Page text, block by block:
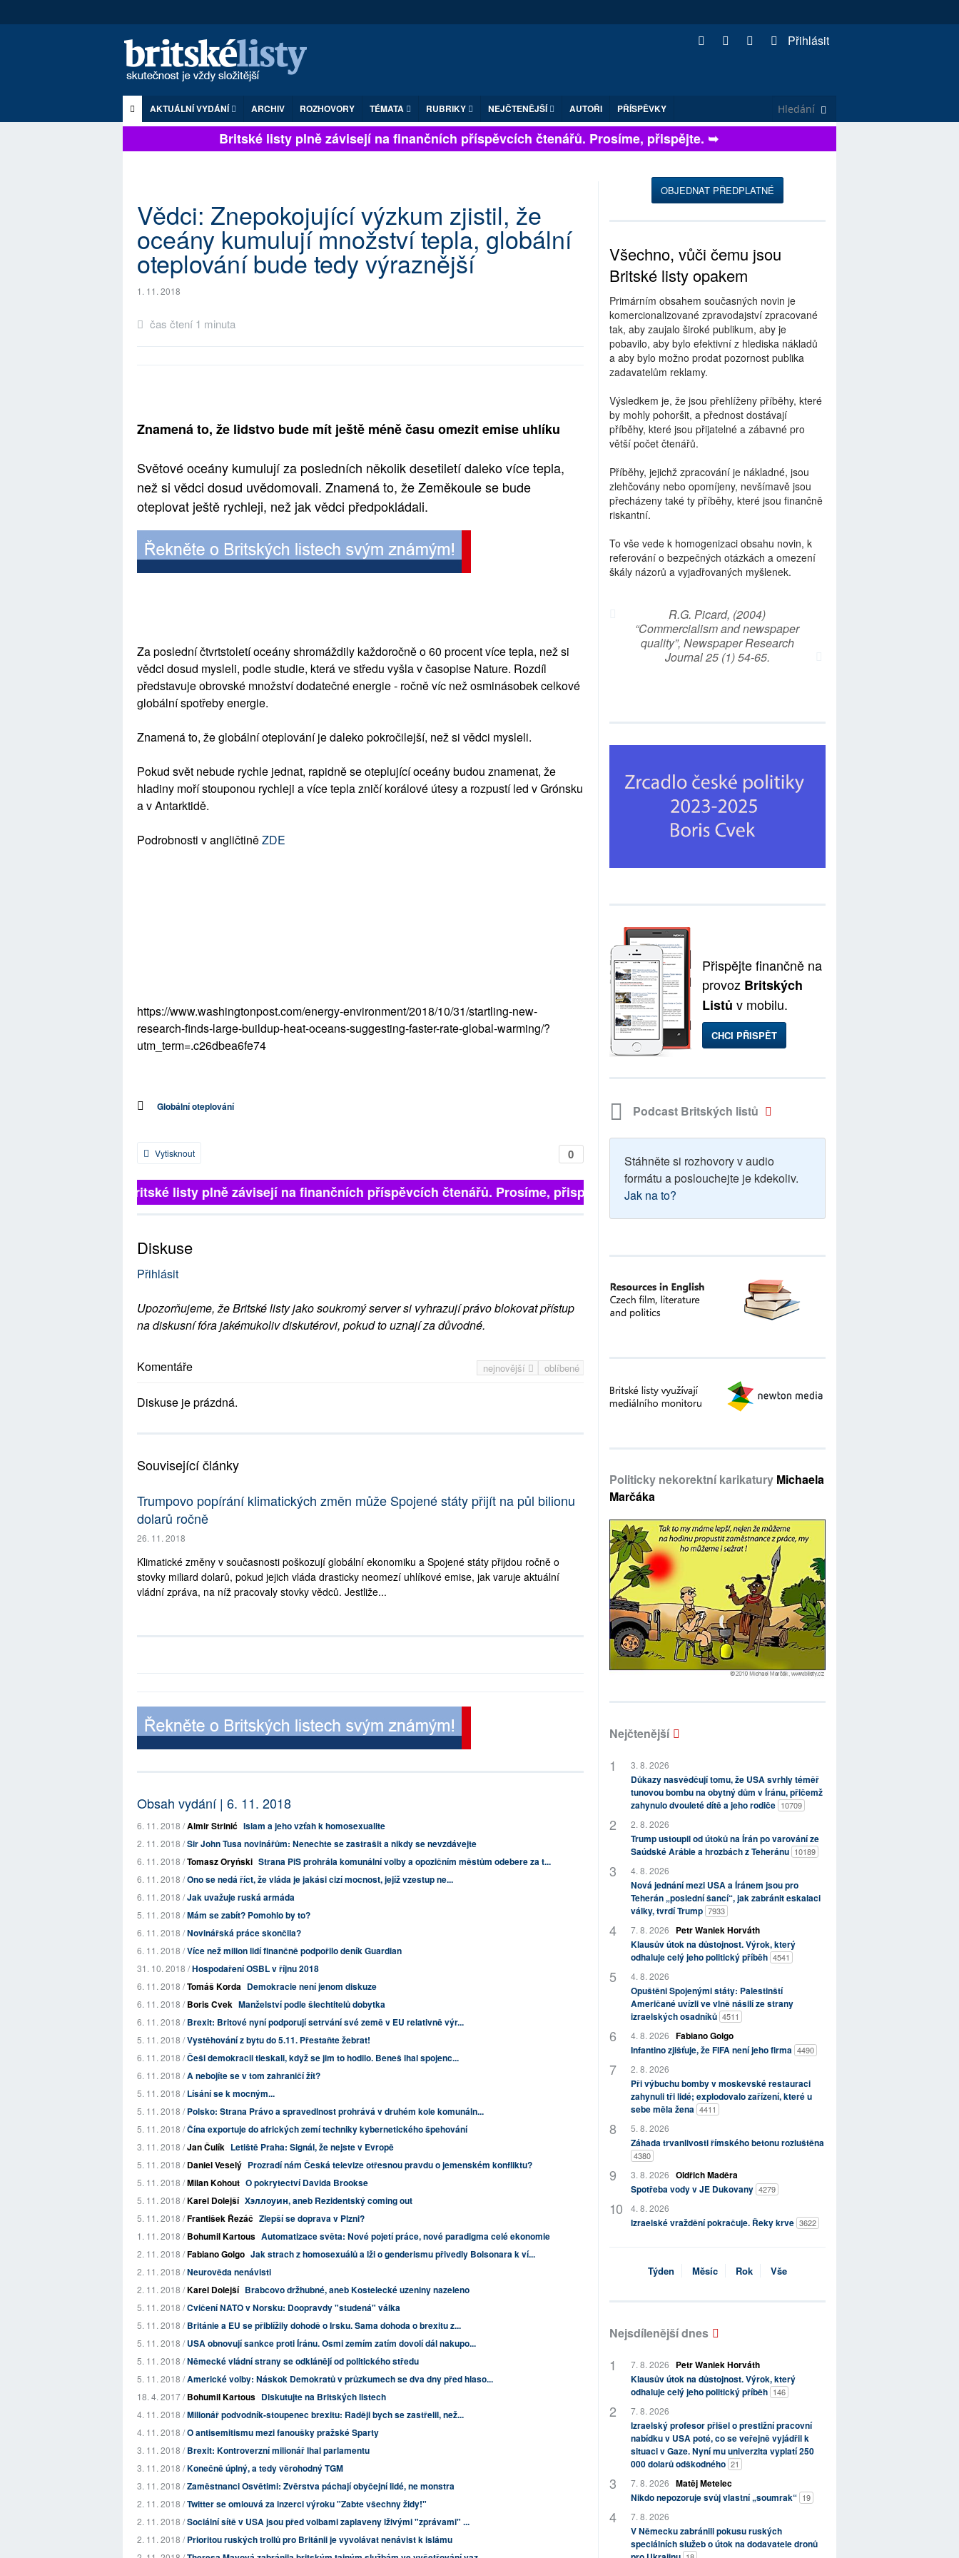
Přihlásit
AKTUÁLNÍ VYDÁNÍ ARCHIV ROZHOVORY TÉMATA RUBRIKY NEJČTENĚJŠÍ AUTOŘI PŘÍSPĚVKY
Britské listy plně závisejí na finančních příspěvcích čtenářů. Prosíme, přispějte. ➥
Vědci: Znepokojující výzkum zjistil, že
oceány kumulují množství tepla, globální
oteplování bude tedy výraznější
1. 11. 2018
čas čtení 1 minuta
Znamená to, že lidstvo bude mít ještě méně času omezit emise uhlíku
Světové oceány kumulují za posledních několik desetiletí daleko více tepla,
než si vědci dosud uvědomovali. Znamená to, že Zeměkoule se bude
oteplovat ještě rychleji, než jak vědci předpokládali.
Za poslední čtvrtstoletí oceány shromáždily každoročně o 60 procent více tepla, než si
vědci dosud mysleli, podle studie, která ve středu vyšla v časopise Nature. Rozdíl
představuje obrovské množství dodatečné energie - ročně víc než osminásobek celkové
globální spotřeby energie.
Znamená to, že globální oteplování je daleko pokročilejší, než si vědci mysleli.
Pokud svět nebude rychle jednat, rapidně se oteplující oceány budou znamenat, že
hladiny moří stouponou rychleji a více tepla zničí korálové útesy a rozpustí led v Grónsku
a v Antarktidě.
Podrobnosti v angličtiněZDE
https://www.washingtonpost.com/energy-environment/2018/10/31/startling-new-
research-finds-large-buildup-heat-oceans-suggesting-faster-rate-global-warming/?
utm_term=.c26dbea6fe74
Globální oteplování
0
Vytisknout
Britské listy plně závisejí na finančních příspěvcích čtenářů. Prosíme, přispějte. ➥
Diskuse
Přihlásit
Upozorňujeme, že Britské listy jako soukromý server si vyhrazují právo blokovat přístup
na diskusní fóra jakémukoliv diskutérovi, pokud to uznají za důvodné.
nejnovější oblíbené
Komentáře
Diskuse je prázdná.
Související články
Trumpovo popírání klimatických změn může Spojené státy přijít na půl bilionu
dolarů ročně
26. 11. 2018
Klimatické změny v současnosti poškozují globální ekonomiku a Spojené státy přijdou ročně o
stovky miliard dolarů, pokud jejich vláda drasticky neomezí uhlíkové emise, jak varuje aktuální
vládní zpráva, na níž pracovaly stovky vědců. Jestliže...
Obsah vydání | 6. 11. 2018
6. 11. 2018 /Almir Strinić Islam a jeho vzťah k homosexualite
2. 11. 2018 /Sir John Tusa novinářům: Nenechte se zastrašit a nikdy se nevzdávejte
6. 11. 2018 /Tomasz Oryński Strana PiS prohrála komunální volby a opozičním městům odebere za t...
6. 11. 2018 /Ono se nedá říct, že vláda je jakási cizí mocnost, jejíž vzestup ne...
6. 11. 2018 /Jak uvažuje ruská armáda
5. 11. 2018 /Mám se zabít? Pomohlo by to?
6. 11. 2018 /Novinářská práce skončila?
6. 11. 2018 /Více než milion lidí finančně podpořilo deník Guardian
31. 10. 2018 /Hospodaření OSBL v říjnu 2018
6. 11. 2018 /Tomáš Korda Demokracie není jenom diskuze
6. 11. 2018 /Boris Cvek Manželství podle šlechtitelů dobytka
6. 11. 2018 /Brexit: Britové nyní podporují setrvání své země v EU relativně výr...
5. 11. 2018 /Vystěhování z bytu do 5.11. Přestaňte žebrat!
6. 11. 2018 /Češi demokracii tleskali, když se jim to hodilo. Beneš lhal spojenc...
6. 11. 2018 /A nebojíte se v tom zahraničí žít?
5. 11. 2018 /Lísání se k mocným...
5. 11. 2018 /Polsko: Strana Právo a spravedlnost prohrává v druhém kole komunáln...
5. 11. 2018 /Čína exportuje do afrických zemí techniky kybernetického špehování
3. 11. 2018 /Jan Čulík Letiště Praha: Signál, že nejste v Evropě
5. 11. 2018 /Daniel Veselý Prozradí nám Česká televize otřesnou pravdu o jemenském konfliktu?
5. 11. 2018 /Milan Kohout O pokrytectví Davida Brookse
5. 11. 2018 /Karel Dolejší Хэллоуин, aneb Rezidentský coming out
5. 11. 2018 /František Řezáč Zlepší se doprava v Plzni?
1. 11. 2018 /Bohumil Kartous Automatizace světa: Nové pojetí práce, nové paradigma celé ekonomie
2. 11. 2018 /Fabiano Golgo Jak strach z homosexuálů a lži o genderismu přivedly Bolsonara k ví...
2. 11. 2018 /Neurověda nenávisti
2. 11. 2018 /Karel Dolejší Brabcovo držhubné, aneb Kostelecké uzeniny nazeleno
5. 11. 2018 /Cvičení NATO v Norsku: Doopravdy "studená" válka
5. 11. 2018 /Británie a EU se přiblížily dohodě o Irsku. Sama dohoda o brexitu z...
5. 11. 2018 /USA obnovují sankce proti Íránu. Osmi zemím zatím dovolí dál nakupo...
5. 11. 2018 /Německé vládní strany se odklánějí od politického středu
5. 11. 2018 /Americké volby: Náskok Demokratů v průzkumech se dva dny před hlaso...
18. 4. 2017 /Bohumil Kartous Diskutujte na Britských listech
4. 11. 2018 /Milionář podvodník-stoupenec brexitu: Raději bych se zastřelil, než...
4. 11. 2018 /O antisemitismu mezi fanoušky pražské Sparty
3. 11. 2018 /Brexit: Kontroverzní milionář lhal parlamentu
3. 11. 2018 /Konečně úplný, a tedy věrohodný TGM
3. 11. 2018 /Zaměstnanci Osvětimi: Zvěrstva páchají obyčejní lidé, ne monstra
2. 11. 2018 /Twitter se omlouvá za inzerci výroku "Zabte všechny židy!"
2. 11. 2018 /Sociální sítě v USA jsou před volbami zaplaveny lživými "zprávami" ...
2. 11. 2018 /Prioritou ruských trollů pro Británii je vyvolávat nenávist k islámu
OBJEDNAT PŘEDPLATNÉ
Všechno, vůči čemu jsou
Britské listy opakem
Primárním obsahem současných novin je
komercionalizované zpravodajství zpracované
tak, aby zaujalo široké publikum, aby je
pobavilo, aby bylo efektivní z hlediska nákladů
a aby bylo možno prodat pozornost publika
zadavatelům reklamy.
Výsledkem je, že jsou přehlíženy příběhy, které
by mohly pohoršit, a přednost dostávají
příběhy, které jsou přijatelné a zábavné pro
větší počet čtenářů.
Příběhy, jejichž zpracování je nákladné, jsou
zlehčovány nebo opomíjeny, nevšímavě jsou
přecházeny také ty příběhy, které jsou finančně
riskantní.
To vše vede k homogenizaci obsahu novin, k
referování o bezpečných otázkách a omezení
škály názorů a vyjadřovaných myšlenek.
R.G. Picard, (2004)
“Commercialism and newspaper
quality”, Newspaper Research
Journal 25 (1) 54-65.
Přispějte finančně na
provoz Britských
Listů v mobilu.
CHCI PŘISPĚT
Podcast Britských listů
Stáhněte si rozhovory v audio
formátu a poslouchejte je kdekoliv.
Jak na to?
Politicky nekorektní karikatury Michaela
Marčáka
Nejčtenější
3. 8. 2026
Důkazy nasvědčují tomu, že USA svrhly téměř
tunovou bombu na obytný dům v Íránu, přičemž
zahynulo dvouleté dítě a jeho rodiče 10709
2. 8. 2026
Trump ustoupil od útoků na Írán po varování ze
Saúdské Arábie a hrozbách z Teheránu 10189
4. 8. 2026
Nová jednání mezi USA a Íránem jsou pro
Teherán „poslední šancí“, jak zabránit eskalaci
války, tvrdí Trump 7933
7. 8. 2026
Petr Waniek Horváth
Klausův útok na důstojnost. Výrok, který
odhaluje celý jeho politický příběh 4541
4. 8. 2026
Opuštěni Spojenými státy: Palestinští
Američané uvízli ve vlně násilí ze strany
izraelských osadníků 4511
4. 8. 2026 Fabiano Golgo
Infantino zjišťuje, že FIFA není jeho firma 4490
2. 8. 2026
Při výbuchu bomby v moskevské restauraci
zahynuli tři lidé; explodovalo zařízení, které u
sebe měla žena 4411
5. 8. 2026
Záhada trvanlivosti římského betonu rozluštěna
4380
3. 8. 2026 Oldřich Maděra
Spotřeba vody v JE Dukovany 4279
4. 8. 2026
Izraelské vraždění pokračuje. Řeky krve 3622
Týden Měsíc Rok Vše
Nejsdílenější dnes
7. 8. 2026
Petr Waniek Horváth
Klausův útok na důstojnost. Výrok, který
odhaluje celý jeho politický příběh 146
7. 8. 2026
Izraelský profesor přišel o prestižní pracovní
nabídku v USA poté, co se veřejně vyjádřil k
situaci v Gaze. Nyní mu univerzita vyplatí 250
000 dolarů odškodného 21
7. 8. 2026 Matěj Metelec
Nikdo nepozoruje svůj vlastní „soumrak“ 19
7. 8. 2026
V Německu zabránili pokusu ruských
speciálních služeb o útok na dodavatele dronů